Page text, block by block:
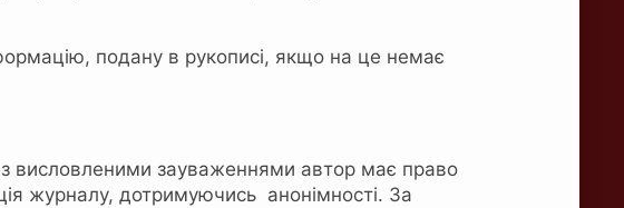
подану в рукописі, якщо на це немає
з висловленими зауваженнями автор має право
журналу, дотримуючись анонімності. За